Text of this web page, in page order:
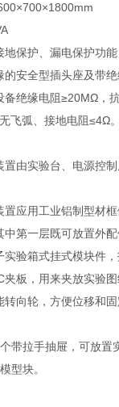
保护、漏电保护功
的安全型插头座及带
备绝缘电阻≥20MΩ，
飞弧、接地电阻≤4Ω。
由实验台、电源控制
置应用工业铝制型材
中第一层既可放置外
实验箱式挂式模块件
夹板，用来夹放实验
向轮，方便位移和固
带拉手抽屉，可放置
型块。